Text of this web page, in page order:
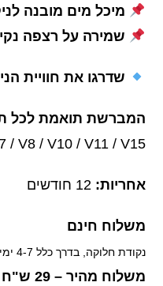
מיכל מים מובנה
שמירה על רצפה
שדרגו את חוויית
המברשת תואמת לכל
/ V8 / V10 / V11 / V15
אחריות: 12 חודשים
משלוח חינם
נקודת חלוקה, בדרך כלל 4-7 ימי עסקים.
משלוח מהיר – 29 ש"ח